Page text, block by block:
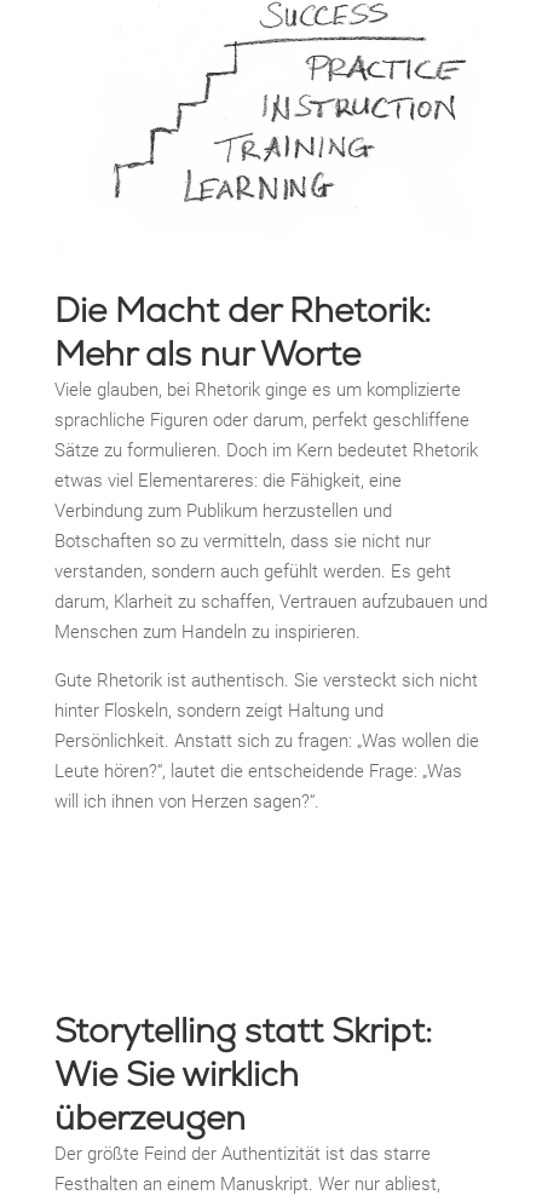
Die Macht der Rhetorik:
Mehr als nur Worte
Viele glauben, bei Rhetorik ginge es um komplizierte
sprachliche Figuren oder darum, perfekt geschliffene
Sätze zu formulieren. Doch im Kern bedeutet Rhetorik
etwas viel Elementareres: die Fähigkeit, eine
Verbindung zum Publikum herzustellen und
Botschaften so zu vermitteln, dass sie nicht nur
verstanden, sondern auch gefühlt werden. Es geht
darum, Klarheit zu schaffen, Vertrauen aufzubauen und
Menschen zum Handeln zu inspirieren.
Gute Rhetorik ist authentisch. Sie versteckt sich nicht
hinter Floskeln, sondern zeigt Haltung und
Persönlichkeit. Anstatt sich zu fragen: „Was wollen die
Leute hören?“, lautet die entscheidende Frage: „Was
will ich ihnen von Herzen sagen?“.
Storytelling statt Skript:
Wie Sie wirklich
überzeugen
Der größte Feind der Authentizität ist das starre
Festhalten an einem Manuskript. Wer nur abliest,